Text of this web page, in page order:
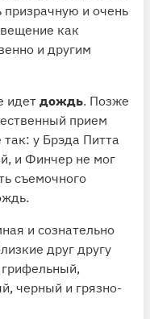
и очень
как
и другим
идет дождь. Позже
прием
у Брэда Питта
и Финчер не мог
съемочного
и сознательно
друг другу
черный и грязно-